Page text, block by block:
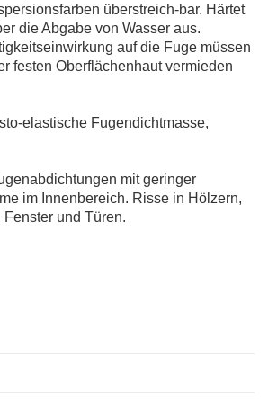
überstreich-bar. Härtet
die Abgabe von Wasser aus.
auf die Fuge müssen
festen Oberflächenhaut vermieden
elastische Fugendichtmasse,
mit geringer
im Innenbereich. Risse in Hölzern,
und Türen.